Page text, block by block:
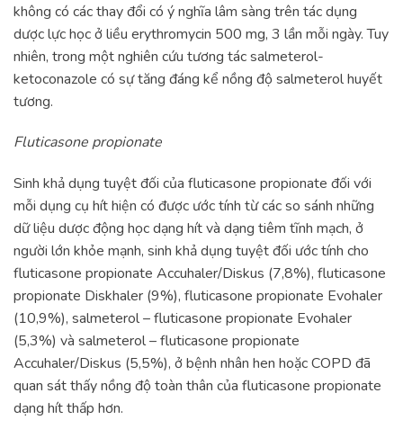
không có các thay đổi có ý nghĩa lâm sàng trên tác dụng
dược lực học ở liều erythromycin 500 mg, 3 lần mỗi ngày. Tuy
nhiên, trong một nghiên cứu tương tác salmeterol-
ketoconazole có sự tăng đáng kể nồng độ salmeterol huyết
tương.
Fluticasone propionate
Sinh khả dụng tuyệt đối của fluticasone propionate đối với
mỗi dụng cụ hít hiện có được ước tính từ các so sánh những
dữ liệu dược động học dạng hít và dạng tiêm tĩnh mạch, ở
người lớn khỏe mạnh, sinh khả dụng tuyệt đối ước tính cho
fluticasone propionate Accuhaler/Diskus (7,8%), fluticasone
propionate Diskhaler (9%), fluticasone propionate Evohaler
(10,9%), salmeterol – fluticasone propionate Evohaler
(5,3%) và salmeterol – fluticasone propionate
Accuhaler/Diskus (5,5%), ở bệnh nhân hen hoặc COPD đã
quan sát thấy nồng độ toàn thân của fluticasone propionate
dạng hít thấp hơn.